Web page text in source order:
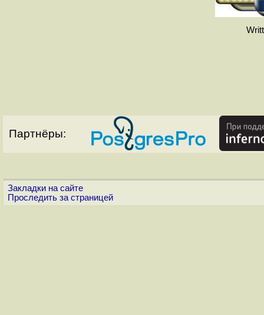
Партнёры:
Закладки на сайте
Проследить за страницей